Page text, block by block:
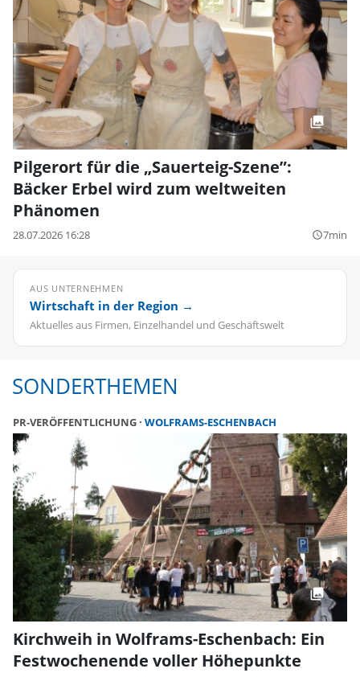
Pilgerort für die „Sauerteig-Szene”:
Bäcker Erbel wird zum weltweiten
Phänomen
28.07.2026 16:28 query_builder7min
AUS UNTERNEHMEN
Wirtschaft in der Region →
Aktuelles aus Firmen, Einzelhandel und Geschäftswelt
SONDERTHEMEN
PR-VERÖFFENTLICHUNG WOLFRAMS-ESCHENBACH
Kirchweih in Wolframs-Eschenbach: Ein
Festwochenende voller Höhepunkte